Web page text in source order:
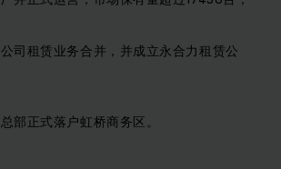
司租赁业务合并，并成立永合力租赁公
部正式落户虹桥商务区。